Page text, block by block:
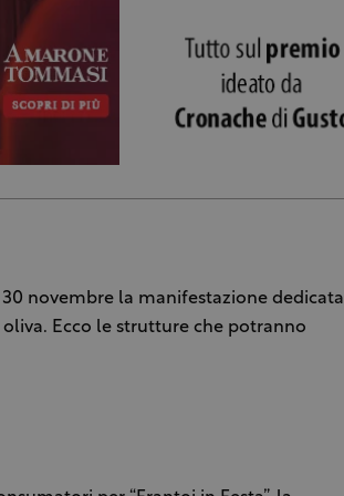
novembre la manifestazione dedicata
oliva. Ecco le strutture che potranno